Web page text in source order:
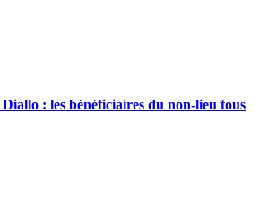
: les bénéficiaires du non-lieu tous